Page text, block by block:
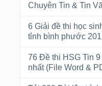
Chuyên Tin & Tin
6 Giải đề thi học
tỉnh bình phước
76 Đề thi HSG Tin
nhất (File Word &